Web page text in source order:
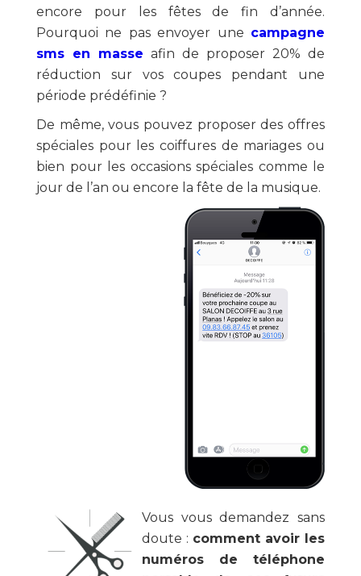
encore pour les fêtes de fin d’année.
Pourquoi ne pas envoyer une campagne
sms en masse afin de proposer 20% de
réduction sur vos coupes pendant une
période prédéfinie ?
De même, vous pouvez proposer des offres
spéciales pour les coiffures de mariages ou
bien pour les occasions spéciales comme le
jour de l’an ou encore la fête de la musique.
Vous vous demandez sans
doute : comment avoir les
numéros de téléphone